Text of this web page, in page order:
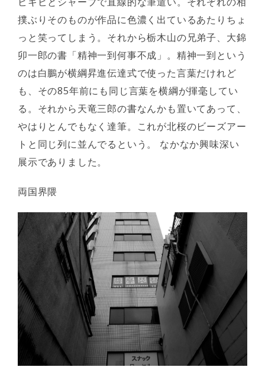
撲ぶりそのものが作品に色濃く出ているあたりちょ
っと笑ってしまう。それから栃木山の兄弟子、大錦
卯一郎の書「精神一到何事不成」。精神一到という
のは白鵬が横綱昇進伝達式で使った言葉だけれど
も、その85年前にも同じ言葉を横綱が揮毫してい
る。それから天竜三郎の書なんかも置いてあって、
やはりとんでもなく達筆。これが北桜のビーズアー
トと同じ列に並んでるという。 なかなか興味深い
展示でありました。
両国界隈